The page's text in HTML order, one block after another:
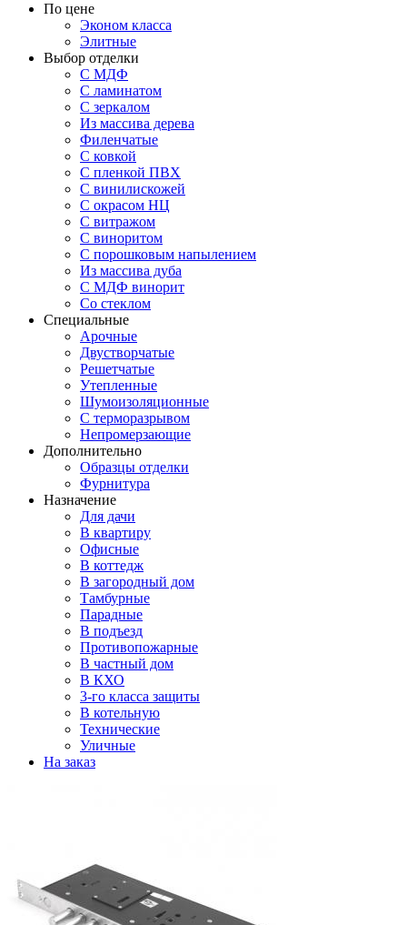
По цене
Эконом класса
Элитные
Выбор отделки
С МДФ
С ламинатом
С зеркалом
Из массива дерева
Филенчатые
С ковкой
С пленкой ПВХ
С винилискожей
С окрасом НЦ
С витражом
С виноритом
С порошковым напылением
Из массива дуба
С МДФ винорит
Со стеклом
Специальные
Арочные
Двустворчатые
Решетчатые
Утепленные
Шумоизоляционные
С терморазрывом
Непромерзающие
Дополнительно
Образцы отделки
Фурнитура
Назначение
Для дачи
В квартиру
Офисные
В коттедж
В загородный дом
Тамбурные
Парадные
В подъезд
Противопожарные
В частный дом
В КХО
3-го класса защиты
В котельную
Технические
Уличные
На заказ